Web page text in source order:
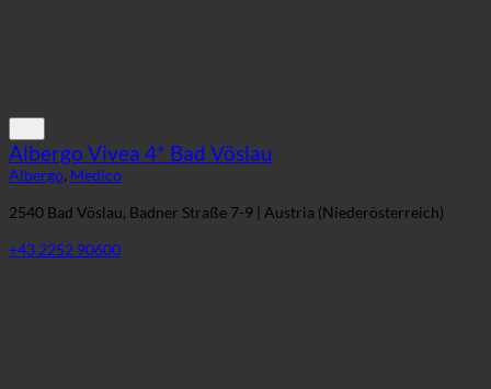
Albergo Vivea 4* Bad Vöslau
Albergo, Medico
2540 Bad Vöslau, Badner Straße 7-9 | Austria (Niederösterreich)
+43 2252 90600